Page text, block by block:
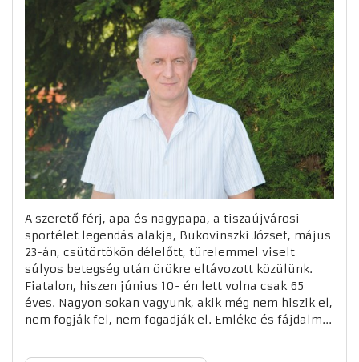
A szerető férj, apa és nagypapa, a tiszaújvárosi
sportélet legendás alakja, Bukovinszki József, május
23-án, csütörtökön délelőtt, türelemmel viselt
súlyos betegség után örökre eltávozott közülünk.
Fiatalon, hiszen június 10- én lett volna csak 65
éves. Nagyon sokan vagyunk, akik még nem hiszik el,
nem fogják fel, nem fogadják el. Emléke és fájdalm...